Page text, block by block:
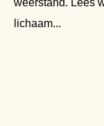
weerstand. Lees
lichaam...